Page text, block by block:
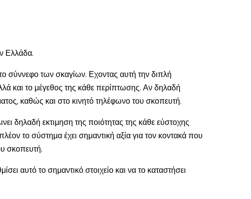
Ελλάδα.
σύννεφο των σκαγίων. Εχοντας αυτή την διπλή
και το μέγεθος της κάθε περίπτωσης. Αν δηλαδή
καθώς και στο κινητό τηλέφωνο του σκοπευτή.
δηλαδή εκτιμηση της ποιότητας της κάθε εύστοχης
το σύστημα έχει σημαντική αξία για τον κοντακά που
σκοπευτή.
αυτό το σημαντικό στοιχείο και να το καταστήσει